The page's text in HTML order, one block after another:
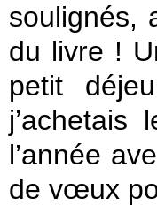
soulignés,
du livre !
petit
j’achetais
l’année
de vœux